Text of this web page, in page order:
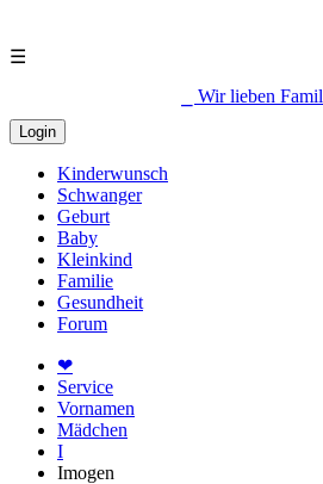
☰
⎯ Wir lieben
Login
Kinderwunsch
Schwanger
Geburt
Baby
Kleinkind
Familie
Gesundheit
Forum
❤
Service
Vornamen
Mädchen
I
Imogen